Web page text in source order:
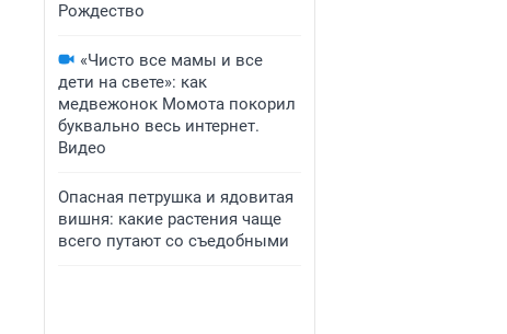
Рождество
«Чисто все мамы и все
дети на свете»: как
медвежонок Момота покорил
буквально весь интернет.
Видео
Опасная петрушка и ядовитая
вишня: какие растения чаще
всего путают со съедобными